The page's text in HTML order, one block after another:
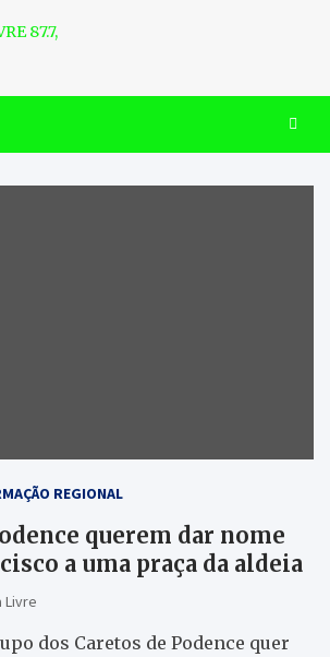
LIVRE 87.7, 106
REGIONAL
querem dar nome
a uma praça da aldeia
Livre
dos Caretos de Podence quer